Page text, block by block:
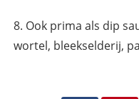
Ook prima als dip
wortel, bleekselderij,